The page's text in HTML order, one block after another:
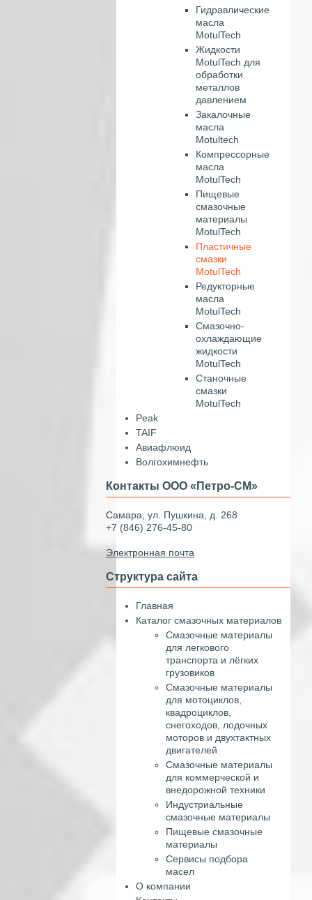
Гидравлические
масла
MotulTech
Жидкости
MotulTech для
обработки
металлов
давлением
Закалочные
масла
Motultech
Компрессорные
масла
MotulTech
Пищевые
смазочные
материалы
MotulTech
Пластичные
смазки
MotulTech
Редукторные
масла
MotulTech
Смазочно-
охлаждающие
жидкости
MotulTech
Станочные
смазки
MotulTech
Peak
TAIF
Авиафлюид
Волгохимнефть
Контакты ООО «Петро-СМ»
Самара, ул. Пушкина, д. 268
+7 (846) 276-45-80
Электронная почта
Структура сайта
Главная
Каталог смазочных материалов
Смазочные материалы
для легкового
транспорта и лёгких
грузовиков
Смазочные материалы
для мотоциклов,
квадроциклов,
снегоходов, лодочных
моторов и двухтактных
двигателей
Смазочные материалы
для коммерческой и
внедорожной техники
Индустриальные
смазочные материалы
Пищевые смазочные
материалы
Сервисы подбора
масел
О компании